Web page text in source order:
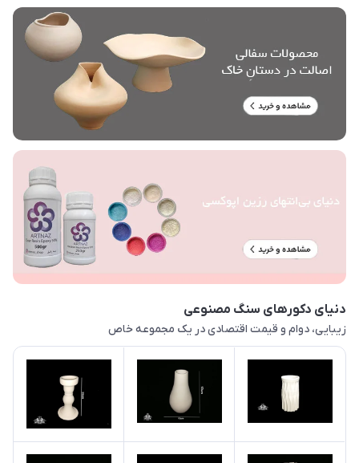
دنیای دکورهای سنگ مصنوعی
زیبایی، دوام و قیمت اقتصادی در یک مجموعه خاص